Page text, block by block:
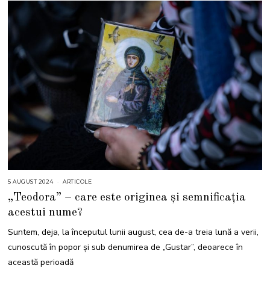
5 AUGUST 2024
U
U
S
2
2
ARTICOLE
„Teodora” – care este originea și semnificația
acestui nume?
Suntem, deja, la începutul lunii august, cea de-a treia lună a verii,
cunoscută în popor și sub denumirea de „Gustar”, deoarece în
această perioadă